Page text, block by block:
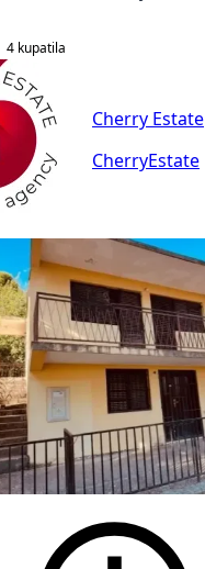
4 kupatila
Cherry Estate
CherryEstate